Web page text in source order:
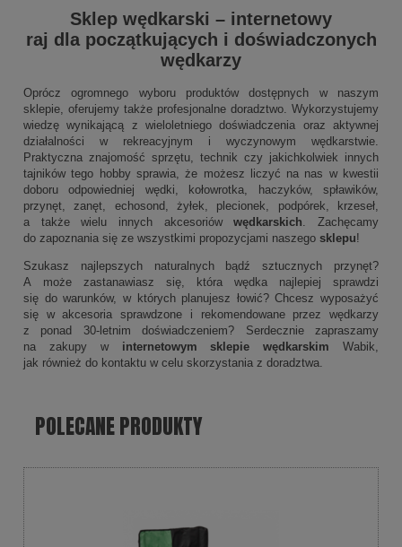
Sklep wędkarski – internetowy
raj dla początkujących i doświadczonych
wędkarzy
Oprócz ogromnego wyboru produktów dostępnych w naszym
sklepie, oferujemy także profesjonalne doradztwo. Wykorzystujemy
wiedzę wynikającą z wieloletniego doświadczenia oraz aktywnej
działalności w rekreacyjnym i wyczynowym wędkarstwie.
Praktyczna znajomość sprzętu, technik czy jakichkolwiek innych
tajników tego hobby sprawia, że możesz liczyć na nas w kwestii
doboru odpowiedniej wędki, kołowrotka, haczyków, spławików,
przynęt, zanęt, echosond, żyłek, plecionek, podpórek, krzeseł,
a także wielu innych akcesoriówwędkarskich . Zachęcamy
do zapoznania się ze wszystkimi propozycjami naszego sklepu!
Szukasz najlepszych naturalnych bądź sztucznych przynęt?
A może zastanawiasz się, która wędka najlepiej sprawdzi
się do warunków, w których planujesz łowić? Chcesz wyposażyć
się w akcesoria sprawdzone i rekomendowane przez wędkarzy
z ponad 30-letnim doświadczeniem? Serdecznie zapraszamy
na zakupy w internetowym sklepie wędkarskim Wabik,
jak również do kontaktu w celu skorzystania z doradztwa.
POLECANE PRODUKTY